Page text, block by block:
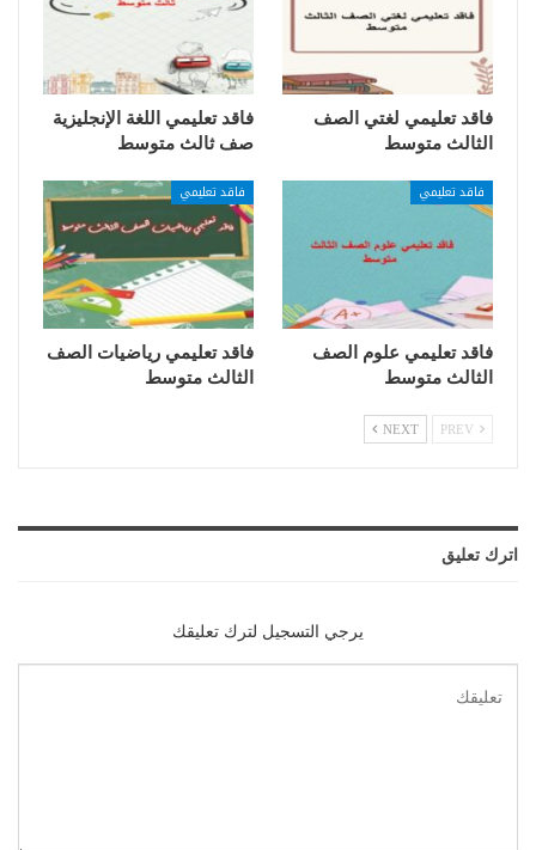
فاقد تعليمي لغتي الصف
الثالث متوسط
فاقد تعليمي اللغة الإنجليزية
صف ثالث متوسط
فاقد تعليمي
فاقد تعليمي علوم الصف
الثالث متوسط
فاقد تعليمي
فاقد تعليمي رياضيات الصف
الثالث متوسط
NEXT
اترك تعليق
يرجي التسجيل لترك تعليقك